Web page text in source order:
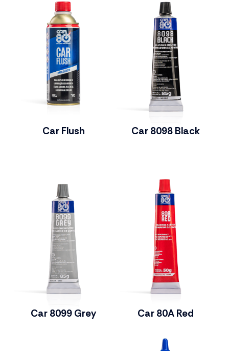
Car Flush Car 8098 Black
Car 8099 Grey Car 80A Red